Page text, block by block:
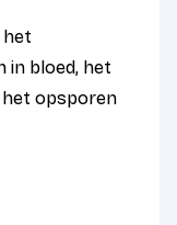
het
in bloed, het
het opsporen